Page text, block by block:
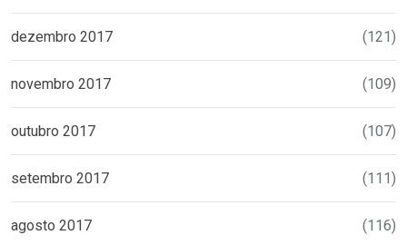
dezembro 2017 (121)
novembro 2017 (109)
outubro 2017 (107)
setembro 2017 (111)
agosto 2017 (116)